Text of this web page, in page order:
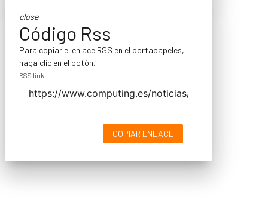
close
Código Rss
Para copiar el enlace RSS en el portapapeles,
haga clic en el botón.
RSS link
COPIAR ENLACE